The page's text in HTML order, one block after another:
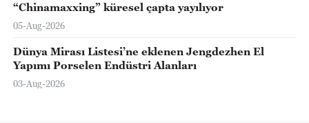
“Chinamaxxing” küresel çapta yayılıyor
05-Aug-2026
Dünya Mirası Listesi’ne eklenen Jengdezhen El
Yapımı Porselen Endüstri Alanları
03-Aug-2026